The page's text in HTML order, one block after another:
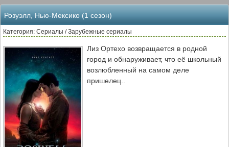
Розуэлл, Нью-Мексико (1 сезон)
Категория: Сериалы / Зарубежные сериалы
Лиз Ортехо возвращается в родной
город и обнаруживает, что её школьный
возлюбленный на самом деле
пришелец..